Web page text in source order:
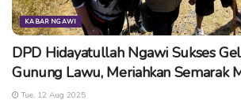
KABAR NGAWI
DPD Hidayatullah Ngawi Sukses
Gunung Lawu, Meriahkan Semarak
Tue, 12 Aug 2025